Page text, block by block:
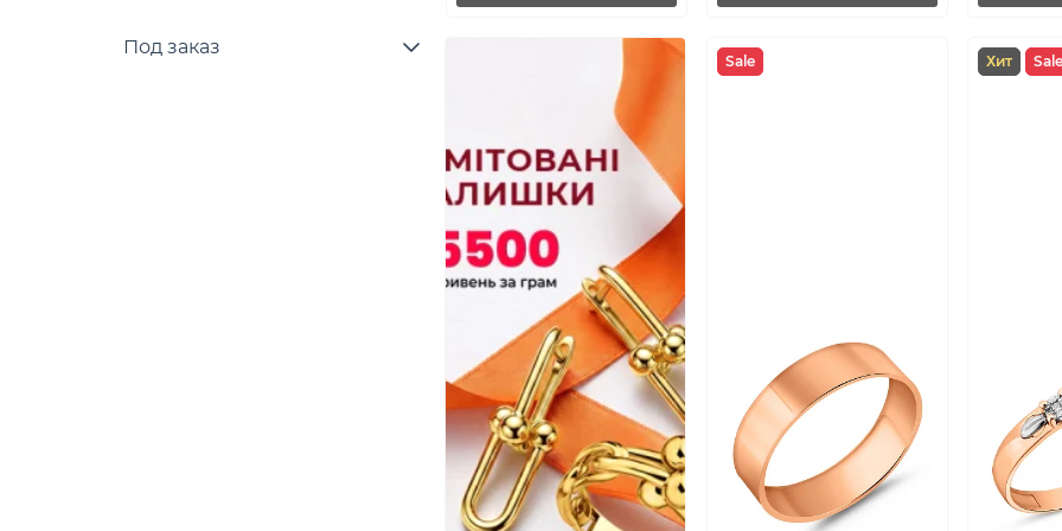
Под заказ
Sale Хит Sale